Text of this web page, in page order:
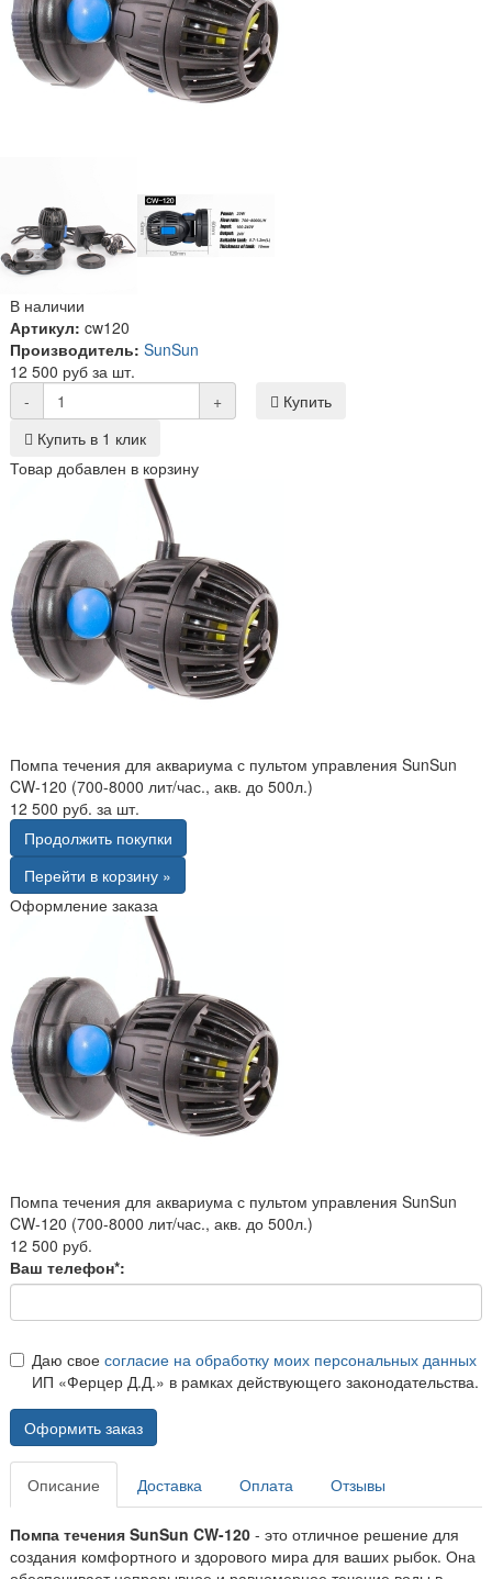
В наличии
Артикул: cw120
Производитель: SunSun
12 500 руб за шт.
-
+
Купить
Купить в 1 клик
Товар добавлен в корзину
Помпа течения для аквариума с пультом управления SunSun
CW-120 (700-8000 лит/час., акв. до 500л.)
12 500 руб. за шт.
Продолжить покупки
Перейти в корзину »
Оформление заказа
Помпа течения для аквариума с пультом управления SunSun
CW-120 (700-8000 лит/час., акв. до 500л.)
12 500 руб.
Ваш телефон*:
Даю свое согласие на обработку моих персональных данных
ИП «Ферцер Д.Д.» в рамках действующего законодательства.
Оформить заказ
Описание Доставка Оплата Отзывы
Помпа течения SunSun CW-120 - это отличное решение для
создания комфортного и здорового мира для ваших рыбок. Она